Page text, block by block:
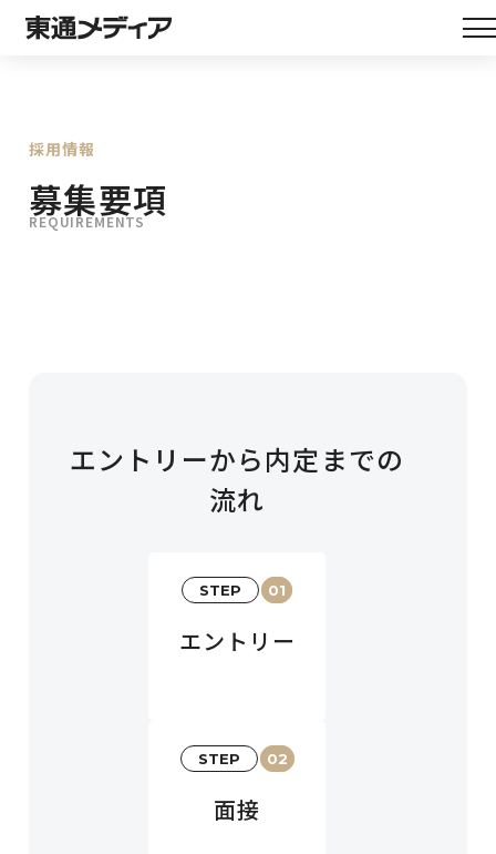
採用情報
募集要項
REQUIREMENTS
エントリーから内定までの
流れ
STEP 01
エントリー
STEP 02
面接